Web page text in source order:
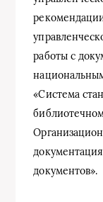
работы с
«Система
документов».